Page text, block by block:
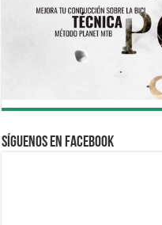
Síguenos en Facebook